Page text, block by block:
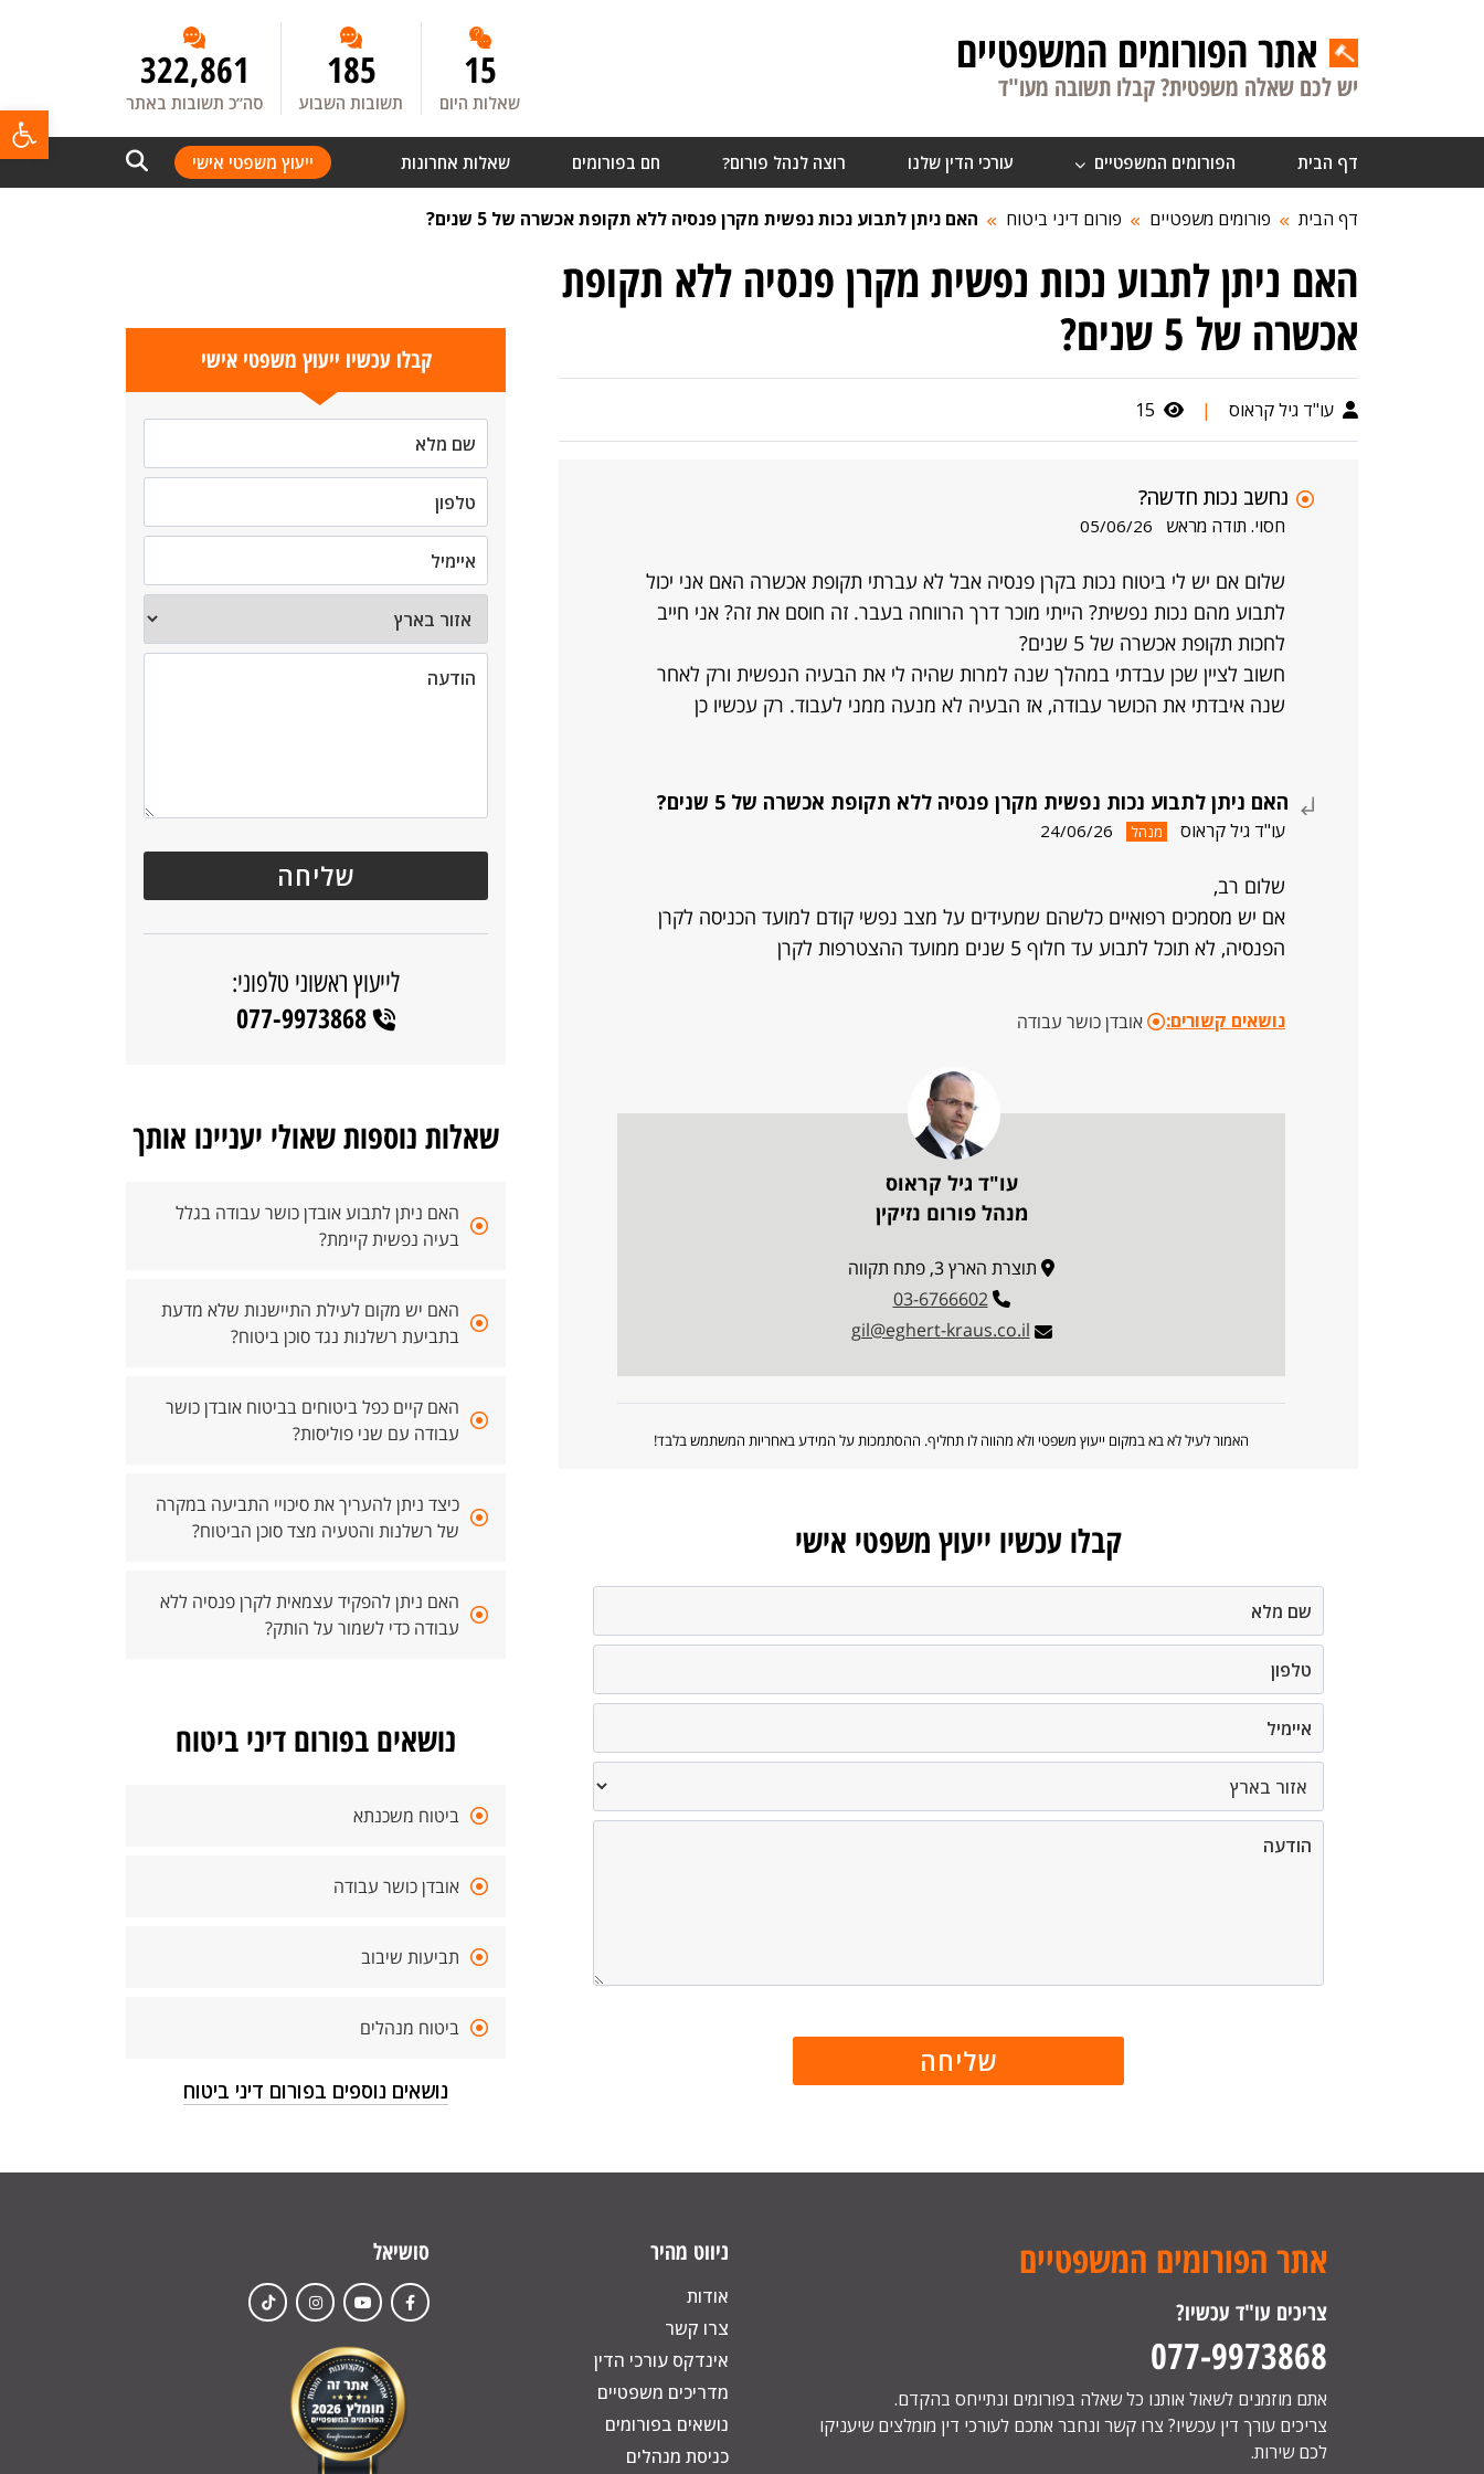
אתר הפורומים המשפטיים
יש לכם שאלה משפטית? קבלו תשובה מעו"ד 15
שאלות היום
185
תשובות השבוע
322,861
סה”כ תשובות באתר
דף הבית הפורומים המשפטיים עורכי הדין שלנו רוצה לנהל פורום? חם בפורומים שאלות אחרונות ייעוץ משפטי אישי
דף הבית פורומים משפטיים פורום דיני ביטוח האם ניתן לתבוע נכות נפשית מקרן פנסיה ללא תקופת אכשרה של 5 שנים?
האם ניתן לתבוע נכות נפשית מקרן פנסיה ללא תקופת
אכשרה של 5 שנים?
עו"ד גיל קראוס |
15
נחשב נכות חדשה?
חסוי. תודה מראש 05/06/26
שלום אם יש לי ביטוח נכות בקרן פנסיה אבל לא עברתי תקופת אכשרה האם אני יכול
לתבוע מהם נכות נפשית? הייתי מוכר דרך הרווחה בעבר. זה חוסם את זה? אני חייב
לחכות תקופת אכשרה של 5 שנים?
חשוב לציין שכן עבדתי במהלך שנה למרות שהיה לי את הבעיה הנפשית ורק לאחר
שנה איבדתי את הכושר עבודה, אז הבעיה לא מנעה ממני לעבוד. רק עכשיו כן
האם ניתן לתבוע נכות נפשית מקרן פנסיה ללא תקופת אכשרה של 5 שנים?
עו"ד גיל קראוס מנהל 24/06/26
שלום רב,
אם יש מסמכים רפואיים כלשהם שמעידים על מצב נפשי קודם למועד הכניסה לקרן
הפנסיה, לא תוכל לתבוע עד חלוף 5 שנים ממועד ההצטרפות לקרן
נושאים קשורים: אובדן כושר עבודה
עו"ד גיל קראוס
מנהל פורום נזיקין
תוצרת הארץ 3, פתח תקווה
03-6766602
gil@eghert-kraus.co.il
האמור לעיל לא בא במקום ייעוץ משפטי ולא מהווה לו תחליף. ההסתמכות על המידע באחריות המשתמש בלבד!
קבלו עכשיו ייעוץ משפטי אישי
קבלו עכשיו ייעוץ משפטי אישי
לייעוץ ראשוני טלפוני:
077-9973868
שאלות נוספות שאולי יעניינו אותך
האם ניתן לתבוע אובדן כושר עבודה בגלל
בעיה נפשית קיימת?
האם יש מקום לעילת התיישנות שלא מדעת
בתביעת רשלנות נגד סוכן ביטוח?
האם קיים כפל ביטוחים בביטוח אובדן כושר
עבודה עם שני פוליסות?
כיצד ניתן להעריך את סיכויי התביעה במקרה
של רשלנות והטעיה מצד סוכן הביטוח?
האם ניתן להפקיד עצמאית לקרן פנסיה ללא
עבודה כדי לשמור על הותק?
נושאים בפורום דיני ביטוח
ביטוח משכנתא
אובדן כושר עבודה
תביעות שיבוב
ביטוח מנהלים
נושאים נוספים בפורום דיני ביטוח
אתר הפורומים המשפטיים
צריכים עו"ד עכשיו?
077-9973868
אתם מוזמנים לשאול אותנו כל שאלה בפורומים ונתייחס בהקדם.
צריכים עורך דין עכשיו? צרו קשר ונחבר אתכם לעורכי דין מומלצים שיעניקו
לכם שירות.
ניווט מהיר
אודות
צרו קשר
אינדקס עורכי הדין
מדריכים משפטיים
נושאים בפורומים
כניסת מנהלים
סושיאל